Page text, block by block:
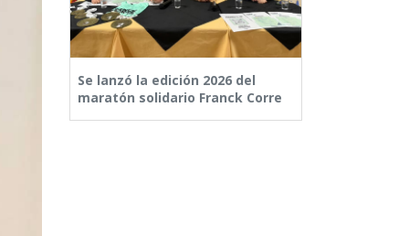
Se lanzó la edición 2026 del
maratón solidario Franck Corre